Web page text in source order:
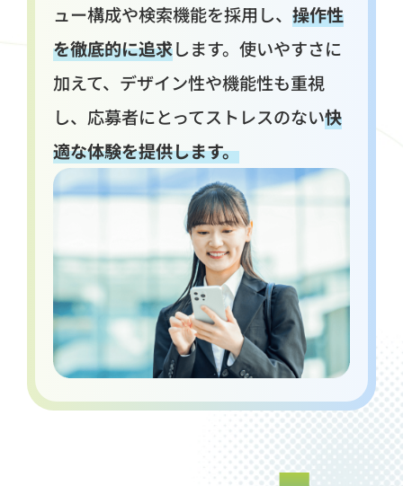
ュー構成や検索機能を採用し、 操作性
を徹底的に追求します。使いやすさに
加えて、デザイン性や機能性も重視
し、応募者にとってストレスのない快
適な体験を提供します。